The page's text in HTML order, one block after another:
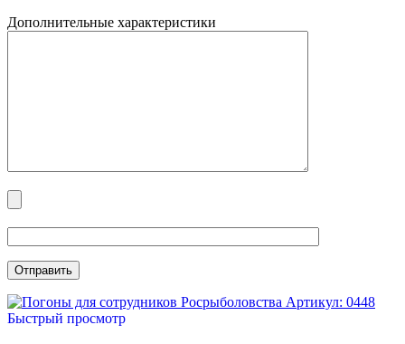
Дополнительные характеристики
Артикул: 0448
Быстрый просмотр